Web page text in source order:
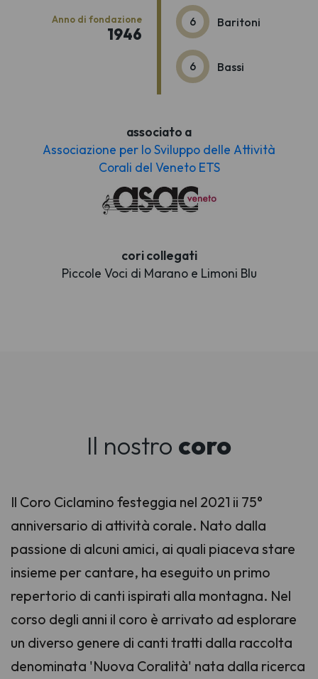
Anno di fondazione
1946
6 Baritoni
6 Bassi
associato a
Associazione per lo Sviluppo delle Attività
Corali del Veneto ETS
cori collegati
Piccole Voci di Marano e Limoni Blu
Il nostro coro
Il Coro Ciclamino festeggia nel 2021 ii 75°
anniversario di attività corale. Nato dalla
passione di alcuni amici, ai quali piaceva stare
insieme per cantare, ha eseguito un primo
repertorio di canti ispirati alla montagna. Nel
corso degli anni il coro è arrivato ad esplorare
un diverso genere di canti tratti dalla raccolta
denominata 'Nuova Coralità' nata dalla ricerca